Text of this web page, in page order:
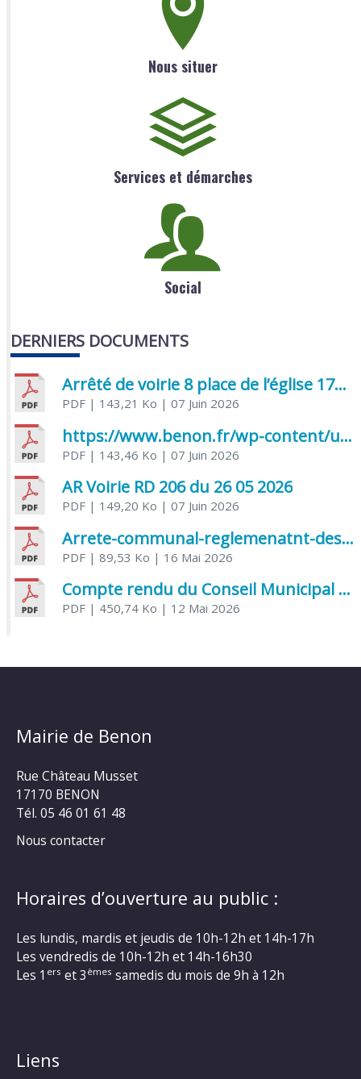
Nous situer
Services et démarches
Social
DERNIERS DOCUMENTS
Arrêté de voirie 8 place de l’église 17170 Benon
PDF| 143,21 Ko | 07 Juin 2026
https://www.benon.fr/wp-content/uploads/2026/06/AR-Voirie-Chemin-de-Lafond-du-26-05-2026.pdf
PDF| 143,46 Ko | 07 Juin 2026
AR Voirie RD 206 du 26 05 2026
PDF| 149,20 Ko | 07 Juin 2026
Arrete-communal-reglemenatnt-des-bruits-de-voisinage-et-des-activites-bruyantes
PDF| 89,53 Ko | 16 Mai 2026
Compte rendu du Conseil Municipal du 06 mai 2026
PDF| 450,74 Ko | 12 Mai 2026
Mairie de Benon
Rue Château Musset
17170 BENON
Tél. 05 46 01 61 48
Nous contacter
Horaires d’ouverture au public :
Les lundis, mardis et jeudis de 10h-12h et 14h-17h
Les vendredis de 10h-12h et 14h-16h30
Les 1 ers et 3 èmes samedis du mois de 9h à 12h
Liens